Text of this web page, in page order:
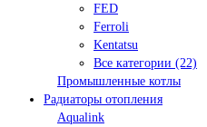
FED
Ferroli
Kentatsu
Все категории (22)
Промышленные котлы
Радиаторы отопления
Aqualink